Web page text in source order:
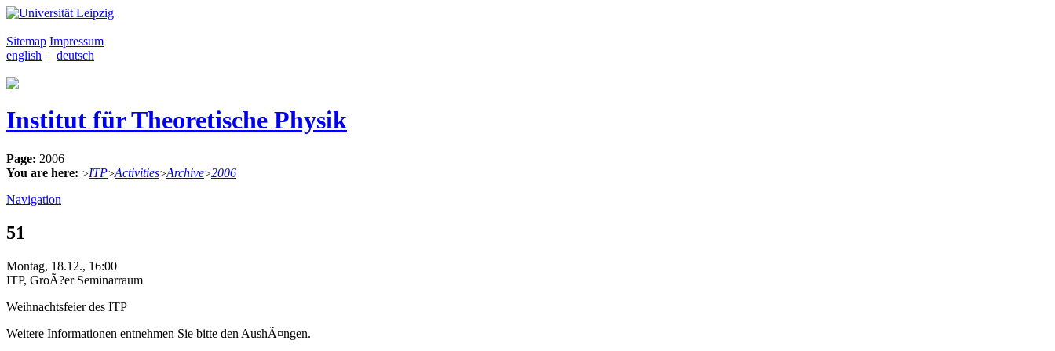
Sitemap Impressum
english | deutsch
Institut für Theoretische Physik
Page: 2006
You are here: >ITP>Activities>Archive>2006
Navigation
51
Montag, 18.12., 16:00
ITP, GroÃ?er Seminarraum
Weihnachtsfeier des ITP
Weitere Informationen entnehmen Sie bitte den AushÃ¤ngen.